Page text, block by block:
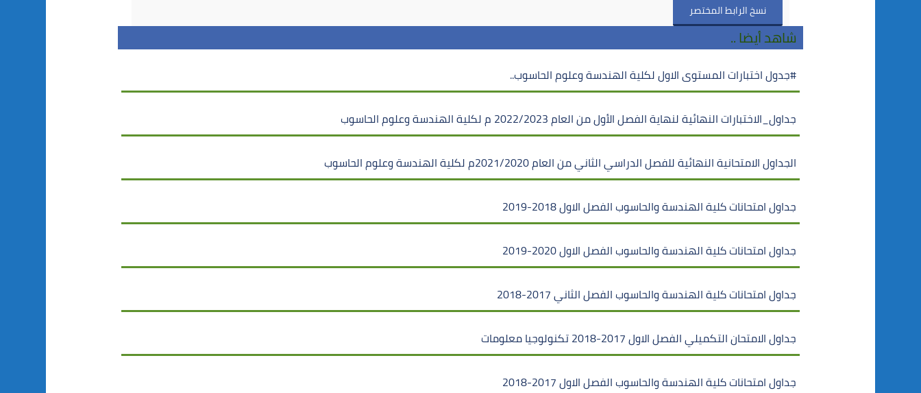
نسخ الرابط المختصر
شاهد أيضا ..
#جدول اختبارات المستوى الاول لكلية الهندسة وعلوم الحاسوب..
جداول_الاختبارات النهائية لنهاية الفصل الأول من العام 2022/2023 م لكلية الهندسة وعلوم الحاسوب
الجداول الامتحانية النهائية للفصل الدراسي الثاني من العام 2021/2020م لكلية الهندسة وعلوم الحاسوب
جداول امتحانات كلية الهندسة والحاسوب الفصل الاول 2018-2019
جداول امتحانات كلية الهندسة والحاسوب الفصل الاول 2020-2019
جداول امتحانات كلية الهندسة والحاسوب الفصل الثاني 2017-2018
جداول الامتحان التكميلي الفصل الاول 2017-2018 تكنولوجيا معلومات
جداول امتحانات كلية الهندسة والحاسوب الفصل الاول 2017-2018